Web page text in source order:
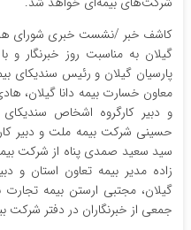
کاشف خبر /نشست خبری شورای
گیلان به مناسبت روز خبرنگار و
پارسیان گیلان و رئیس سندیکای
معاون خسارت بیمه دانا گیلان،
و دبیر کارگروه اشخاص
حسینی شرکت بیمه ملت و دبیر
سید سعید صمدی پناه از شرکت بیمه
زاده مدیر بیمه تعاون استان و
گیلان، مجتبی ارستن بیمه تجارت
جمعی از خبرنگاران در دفتر شرکت